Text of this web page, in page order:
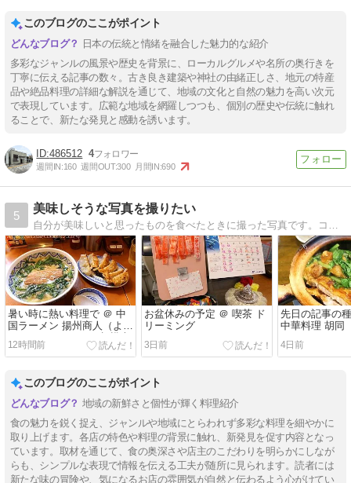
このブログのここがポイント
日本の伝統と情緒を融合した魅力的な紹介
多彩なジャンルの風景や歴史を背景に、ローカルグルメや名所の奥行きを
丁寧に伝える記事の数々。古き良き建築や神社の由緒正しさ、地元の特産
品や絶品料理の詳細な解説を通じて、地域の文化と自然の魅力を高い次元
で表現しています。広範な地域を網羅しつつも、個別の歴史や伝統に触れ
ることで、新たな発見と感動を誘います。
486512 4
週間IN:160 週間OUT:300 月間IN:690
5
美味しそうな写真を撮りたい
暑い時に熱い料理で ＠ 中
国ラーメン 揚州商人（よう
しゅうしょうにん）相模大
野北口店
12時間前
お盆休みの予定 ＠ 喫茶 ド
リーミング
3日前
先日の記事の
中華料理 胡同
4日前
このブログのここがポイント
地域の新鮮さと個性が輝く料理紹介
食の魅力を鋭く捉え、ジャンルや地域にとらわれず多彩な料理を細やかに
取り上げます。各店の特色や料理の背景に触れ、新発見を促す内容となっ
ています。取材を通じて、食の奥深さや店主のこだわりを明らかにしなが
らも、シンプルな表現で情報を伝える工夫が随所に見られます。読者には
新たな味の冒険や、気になるお店の雰囲気が自然と伝わるよう心がけてい